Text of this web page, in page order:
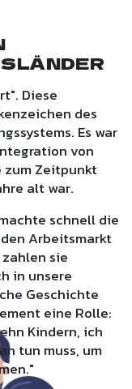
Diese
des
Es war
von
zum Zeitpunkt
alt war.
schnell die
Arbeitsmarkt
sie
in unsere
Geschichte
eine Rolle:
Kindern, ich
tun muss, um